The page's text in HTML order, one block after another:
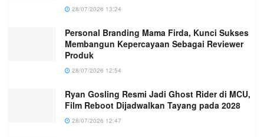
28/07/2026 13:24
Personal Branding Mama Firda, Kunci Sukses
Membangun Kepercayaan Sebagai Reviewer
Produk
28/07/2026 12:54
Ryan Gosling Resmi Jadi Ghost Rider di MCU,
Film Reboot Dijadwalkan Tayang pada 2028
28/07/2026 12:47